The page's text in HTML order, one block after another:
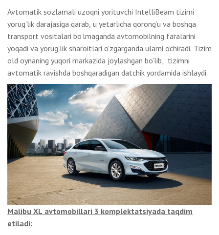
Avtomatik sozlamali uzoqni yorituvchi IntelliBeam tizimi
yorug'lik darajasiga qarab, u yetarlicha qorong’u va boshqa
transport vositalari bo’lmaganda avtomobilning faralarini
yoqadi va yorug'lik sharoitlari o'zgarganda ularni o'chiradi. Tizim
old oynaning yuqori markazida joylashgan bo’lib, tizimni
avtomatik ravishda boshqaradigan datchik yordamida ishlaydi.
Malibu XL avtomobillari 3 komplektatsiyada taqdim
etiladi: